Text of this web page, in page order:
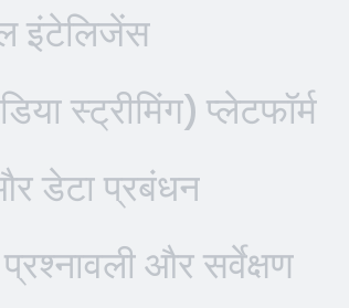
इंटेलिजेंस
स्ट्रीमिंग) प्लेटफॉर्म
डेटा प्रबंधन
और सर्वेक्षण